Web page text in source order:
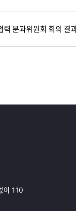
분과위원회 회의 결
이 110